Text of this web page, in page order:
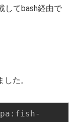
してbash経由で
した。